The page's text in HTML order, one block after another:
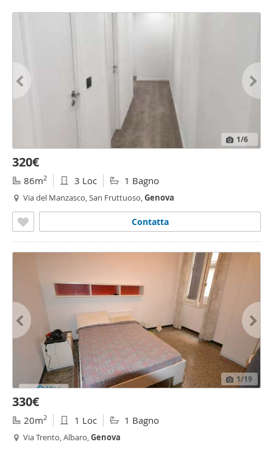
1/6
320€
86m2 3 Loc 1 Bagno
Via del Manzasco, San Fruttuoso,Genova
Contatta
1/19
330€
20m2 1 Loc 1 Bagno
Via Trento, Albaro,Genova